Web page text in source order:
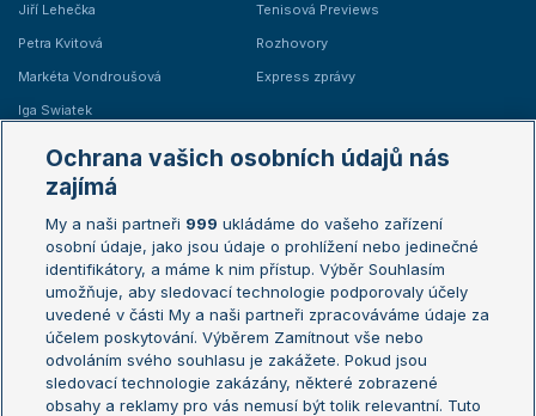
Jiří Lehečka
Petra Kvitová
Markéta Vondroušová
Iga Swiatek
Tenisová Previews
Rozhovory
Express zprávy
Žebříčky
Žebříček ATP (muži)
Žebříček WTA (ženy)
Sázkařský žebříček
Australian Open
French Open
Wimbledon
US Open
Turnaj mistrů
Turnaj mistryň
Ochrana vašich osobních údajů nás
zajímá
My a naši partneři 999 ukládáme do vašeho zařízení
osobní údaje, jako jsou údaje o prohlížení nebo jedinečné
identifikátory, a máme k nim přístup. Výběr Souhlasím
umožňuje, aby sledovací technologie podporovaly účely
uvedené v části My a naši partneři zpracováváme údaje za
účelem poskytování. Výběrem Zamítnout vše nebo
odvoláním svého souhlasu je zakážete. Pokud jsou
sledovací technologie zakázány, některé zobrazené
obsahy a reklamy pro vás nemusí být tolik relevantní. Tuto